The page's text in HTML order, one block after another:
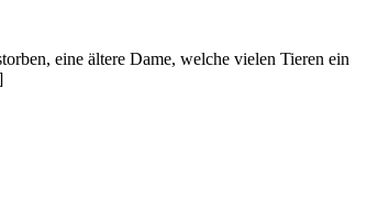
eine ältere Dame, welche vielen Tieren ein